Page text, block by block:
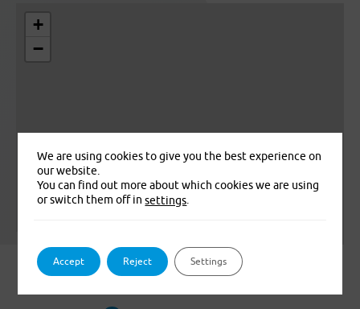
+
−
We are using cookies to give you the best experience on
our website.
You can find out more about which cookies we are using
or switch them off insettings
Accept Reject Settings